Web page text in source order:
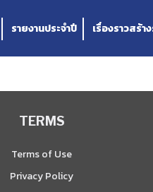
รายงานประจำปี เรื่องราวสร้
TERMS
Terms of Use
Privacy Policy